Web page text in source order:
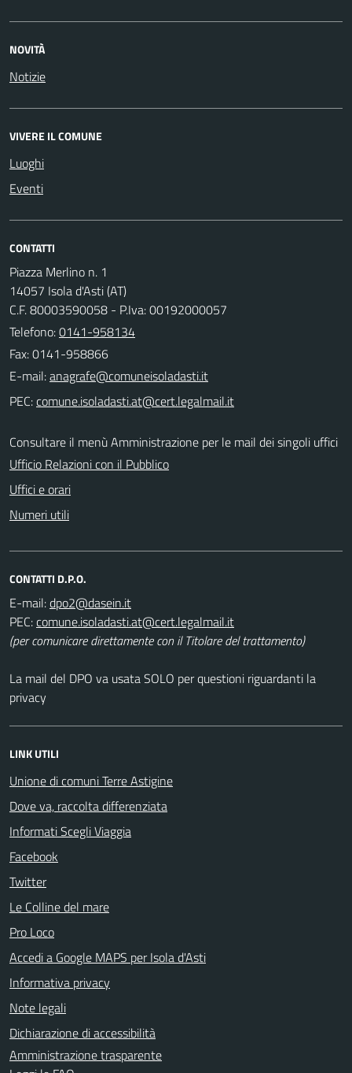
NOVITÀ
Notizie
VIVERE IL COMUNE
Luoghi
Eventi
CONTATTI
Piazza Merlino n. 1
14057 Isola d'Asti (AT)
C.F. 80003590058 - P.Iva: 00192000057
Telefono:0141-958134
Fax: 0141-958866
E-mail:
PEC:
Consultare il menù Amministrazione per le mail dei singoli uffici
Ufficio Relazioni con il Pubblico
Uffici e orari
Numeri utili
CONTATTI D.P.O.
E-mail:
PEC:
(per comunicare direttamente con il Titolare del trattamento)
La mail del DPO va usata SOLO per questioni riguardanti la
privacy
LINK UTILI
Unione di comuni Terre Astigine
Dove va, raccolta differenziata
Informati Scegli Viaggia
Facebook
Twitter
Le Colline del mare
Pro Loco
Accedi a Google MAPS per Isola d'Asti
Informativa privacy
Note legali
Dichiarazione di accessibilità
Amministrazione trasparente